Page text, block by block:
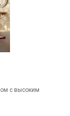
с высоким